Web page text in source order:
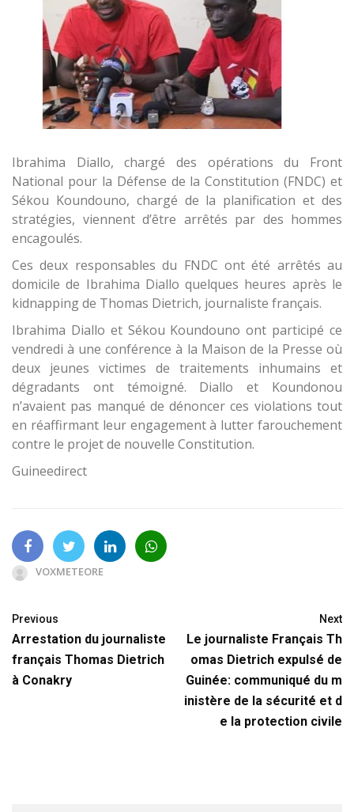
Ibrahima Diallo, chargé des opérations du Front
National pour la Défense de la Constitution (FNDC) et
Sékou Koundouno, chargé de la planification et des
stratégies, viennent d’être arrêtés par des hommes
encagoulés.
Ces deux responsables du FNDC ont été arrêtés au
domicile de Ibrahima Diallo quelques heures après le
kidnapping de Thomas Dietrich, journaliste français.
Ibrahima Diallo et Sékou Koundouno ont participé ce
vendredi à une conférence à la Maison de la Presse où
deux jeunes victimes de traitements inhumains et
dégradants ont témoigné. Diallo et Koundonou
n’avaient pas manqué de dénoncer ces violations tout
en réaffirmant leur engagement à lutter farouchement
contre le projet de nouvelle Constitution.
Guineedirect
VOXMETEORE
Previous
Arrestation du journaliste
français Thomas Dietrich
à Conakry
Next
Le journaliste Français Th
omas Dietrich expulsé de
Guinée: communiqué du m
inistère de la sécurité et d
e la protection civile